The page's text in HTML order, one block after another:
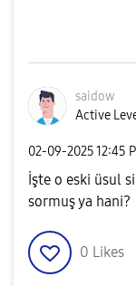
saidow
Active
‎02-09-202512:45
İşte o eski üsul
sormuş ya hani?
0 Likes